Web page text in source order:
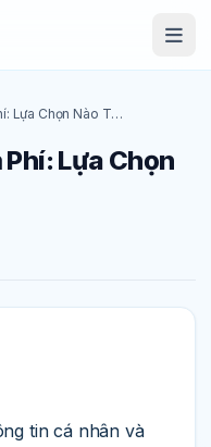
Lựa Chọn Nào Tốt
Lựa Chọn
tin cá nhân và